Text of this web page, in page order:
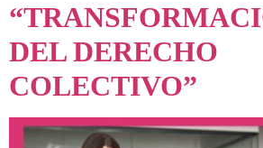
DEL DERECHO
COLECTIVO”